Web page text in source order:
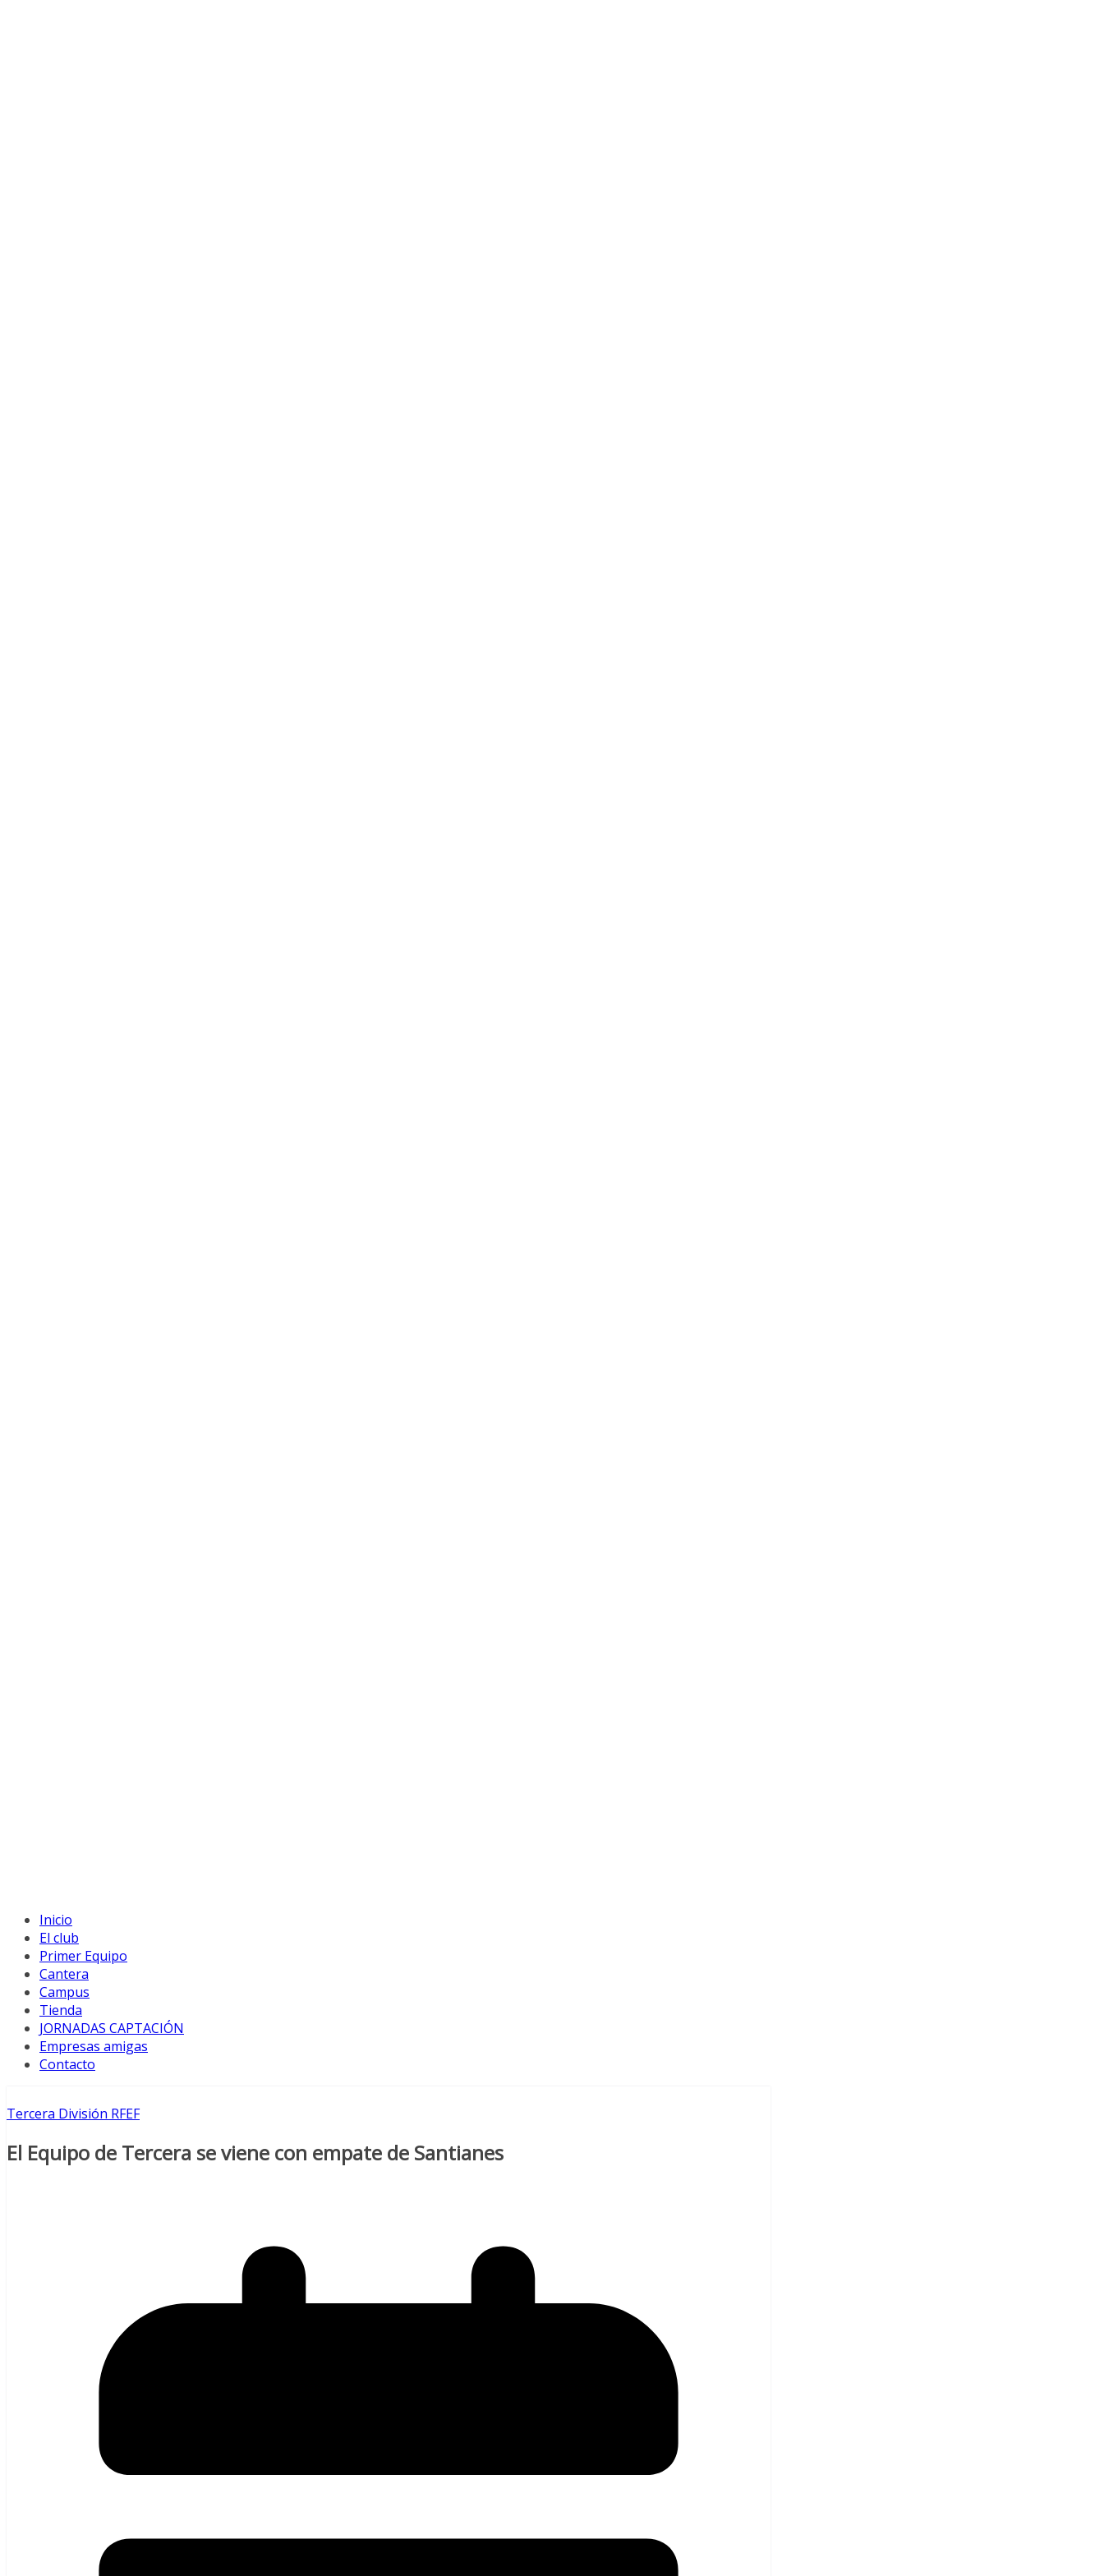
Inicio
El club
Primer Equipo
Cantera
Campus
Tienda
JORNADAS CAPTACIÓN
Empresas amigas
Contacto
Tercera División RFEF
El Equipo de Tercera se viene con empate de Santianes